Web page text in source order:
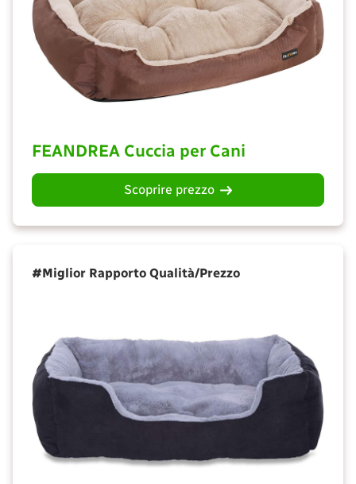
FEANDREA Cuccia per Cani
Scoprire prezzo
#Miglior Rapporto Qualità/Prezzo